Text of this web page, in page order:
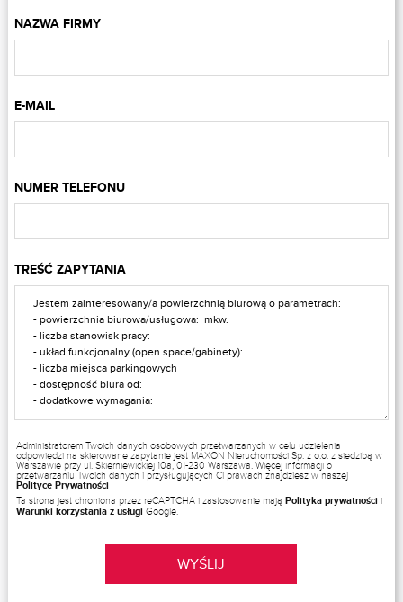
NAZWA FIRMY
E-MAIL
NUMER TELEFONU
TREŚĆ ZAPYTANIA
Administratorem Twoich danych osobowych przetwarzanych w celu udzielenia
odpowiedzi na skierowane zapytanie jest MAXON Nieruchomości Sp. z o.o. z siedzibą w
Warszawie przy ul. Skierniewickiej 10a, 01-230 Warszawa. Więcej informacji o
przetwarzaniu Twoich danych i przysługujących Ci prawach znajdziesz w naszej
Polityce Prywatności
Ta strona jest chroniona przez reCAPTCHA i zastosowanie mają Polityka prywatności i
Warunki korzystania z usługi Google.
WYŚLIJ